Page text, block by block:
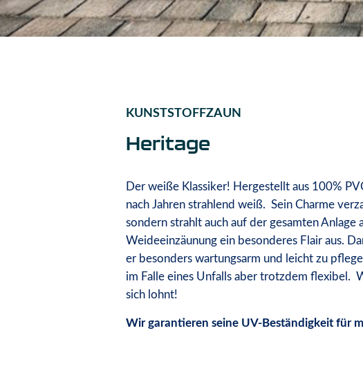
KUNSTSTOFFZAUN
Heritage
Der weiße Klassiker! Hergestellt aus 100%
nach Jahren strahlend weiß. Sein Charme
sondern strahlt auch auf der gesamten Anlage
Weideeinzäunung ein besonderes Flair aus.
er besonders wartungsarm und leicht zu
im Falle eines Unfalls aber trotzdem flexibel.
sich lohnt!
Wir garantieren seine UV-Beständigkeit für